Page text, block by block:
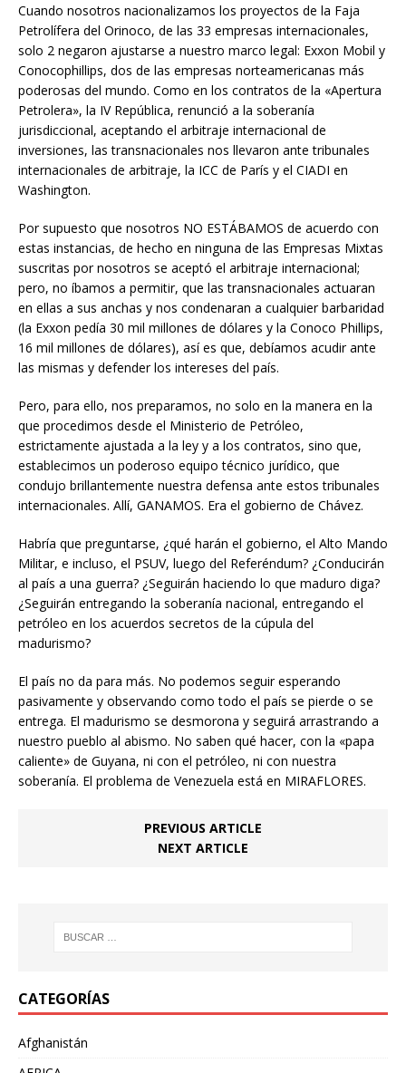
Cuando nosotros nacionalizamos los proyectos de la Faja
Petrolífera del Orinoco, de las 33 empresas internacionales,
solo 2 negaron ajustarse a nuestro marco legal: Exxon Mobil y
Conocophillips, dos de las empresas norteamericanas más
poderosas del mundo. Como en los contratos de la «Apertura
Petrolera», la IV República, renunció a la soberanía
jurisdiccional, aceptando el arbitraje internacional de
inversiones, las transnacionales nos llevaron ante tribunales
internacionales de arbitraje, la ICC de París y el CIADI en
Washington.
Por supuesto que nosotros NO ESTÁBAMOS de acuerdo con
estas instancias, de hecho en ninguna de las Empresas Mixtas
suscritas por nosotros se aceptó el arbitraje internacional;
pero, no íbamos a permitir, que las transnacionales actuaran
en ellas a sus anchas y nos condenaran a cualquier barbaridad
(la Exxon pedía 30 mil millones de dólares y la Conoco Phillips,
16 mil millones de dólares), así es que, debíamos acudir ante
las mismas y defender los intereses del país.
Pero, para ello, nos preparamos, no solo en la manera en la
que procedimos desde el Ministerio de Petróleo,
estrictamente ajustada a la ley y a los contratos, sino que,
establecimos un poderoso equipo técnico jurídico, que
condujo brillantemente nuestra defensa ante estos tribunales
internacionales. Allí, GANAMOS. Era el gobierno de Chávez.
Habría que preguntarse, ¿qué harán el gobierno, el Alto Mando
Militar, e incluso, el PSUV, luego del Referéndum? ¿Conducirán
al país a una guerra? ¿Seguirán haciendo lo que maduro diga?
¿Seguirán entregando la soberanía nacional, entregando el
petróleo en los acuerdos secretos de la cúpula del
madurismo?
El país no da para más. No podemos seguir esperando
pasivamente y observando como todo el país se pierde o se
entrega. El madurismo se desmorona y seguirá arrastrando a
nuestro pueblo al abismo. No saben qué hacer, con la «papa
caliente» de Guyana, ni con el petróleo, ni con nuestra
soberanía. El problema de Venezuela está en MIRAFLORES.
PREVIOUS ARTICLE
NEXT ARTICLE
CATEGORÍAS
Afghanistán